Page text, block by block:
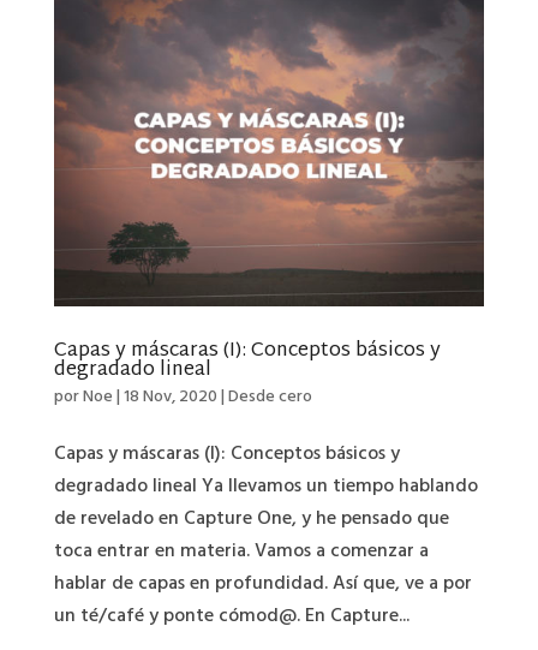
Capas y máscaras (I): Conceptos básicos y
degradado lineal
porNoe|18 Nov, 2020|Desde cero
Capas y máscaras (I): Conceptos básicos y
degradado lineal Ya llevamos un tiempo hablando
de revelado en Capture One, y he pensado que
toca entrar en materia. Vamos a comenzar a
hablar de capas en profundidad. Así que, ve a por
un té/café y ponte cómod@. En Capture...